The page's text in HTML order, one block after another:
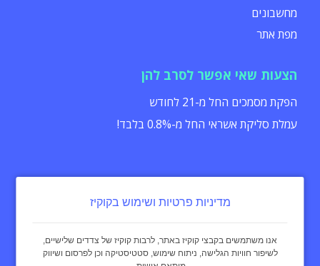
מחשבונים
מפת אתר
הצעות שאי אפשר לסרב להן
הפקת מסמכים החל מ-21 לחודש
עמלת סליקת אשראי החל מ-0.8% בלבד!
מדיניות פרטיות
מדיניות פרטיות ושימוש בקוקיז
אנו משתמשים בקבצי קוקיז באתר, לרבות קוקיז של צדדים שלישיים,
לשיפור חוויות הגלישה, ניתוח שימוש, סטטיסטיקה וכן לפרסום ושיווק